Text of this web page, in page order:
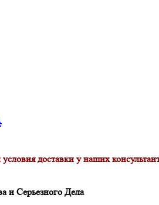
доставки у наших
и Серьезного Дела